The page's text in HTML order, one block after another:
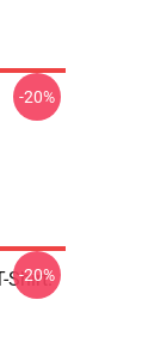
-20%
Shirt.
-20%